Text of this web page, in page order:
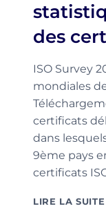
des
ISO Survey
mondiales
certificats
dans
9ème pays
certificats
LIRE LA SUITE